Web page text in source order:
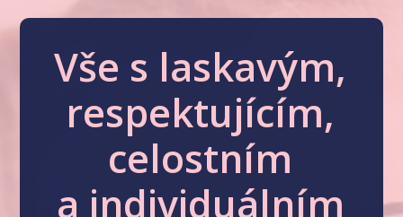
Vše s laskavým,
respektujícím,
celostním
a individuálním